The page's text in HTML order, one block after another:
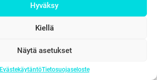
Hyväksy
Kiellä
Näytä asetukset
EvästekäytäntöTietosuojaseloste